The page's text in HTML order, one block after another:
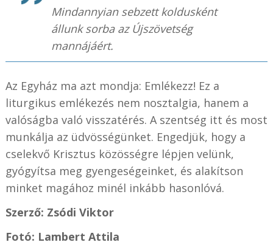
Mindannyian sebzett koldusként
állunk sorba az Újszövetség
mannájáért.
Az Egyház ma azt mondja: Emlékezz! Ez a
liturgikus emlékezés nem nosztalgia, hanem a
valóságba való visszatérés. A szentség itt és most
munkálja az üdvösségünket. Engedjük, hogy a
cselekvő Krisztus közösségre lépjen velünk,
gyógyítsa meg gyengeségeinket, és alakítson
minket magához minél inkább hasonlóvá.
Szerző: Zsódi Viktor
Fotó: Lambert Attila